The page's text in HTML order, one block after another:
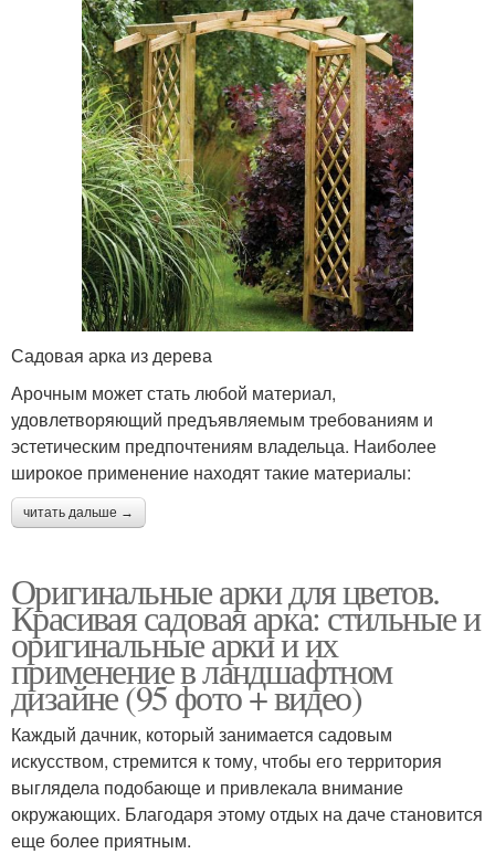
Садовая арка из дерева
Арочным может стать любой материал,
удовлетворяющий предъявляемым требованиям и
эстетическим предпочтениям владельца. Наиболее
широкое применение находят такие материалы:
читать дальше →
Оригинальные арки для цветов.
Красивая садовая арка: стильные и
оригинальные арки и их
применение в ландшафтном
дизайне (95 фото + видео)
Каждый дачник, который занимается садовым
искусством, стремится к тому, чтобы его территория
выглядела подобающе и привлекала внимание
окружающих. Благодаря этому отдых на даче становится
еще более приятным.